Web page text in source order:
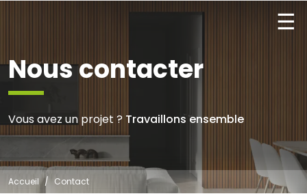
☰
Nous contacter
Vous avez un projet ? Travaillons ensemble
Accueil Contact